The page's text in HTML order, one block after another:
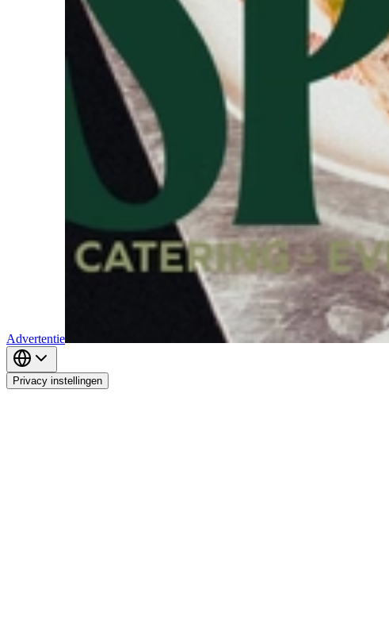
Advertentie
Privacy instellingen